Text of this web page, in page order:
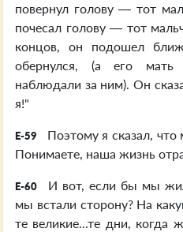
повернул голову — тот
почесал голову — тот
концов, он подошел
обернулся, (а его
наблюдали за ним). Он
я!"
E-59
Поэтому я сказал,
Понимаете, наша жизнь
E-60
И вот, если бы мы
мы встали сторону? На
те великие...те дни,